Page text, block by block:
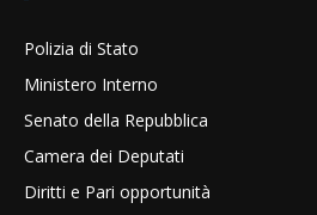
Polizia di Stato
Ministero Interno
Senato della Repubblica
Camera dei Deputati
Diritti e Pari opportunità